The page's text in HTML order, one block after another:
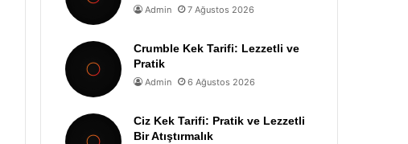
Admin 7 Ağustos 2026
Crumble Kek Tarifi: Lezzetli ve
Pratik
Admin 6 Ağustos 2026
Ciz Kek Tarifi: Pratik ve Lezzetli
Bir Atıştırmalık